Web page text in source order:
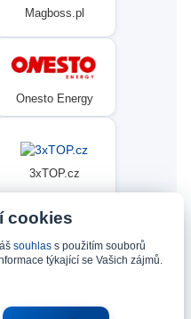
Magboss.pl
Onesto Energy
3xTOP.cz
Ninex.cz
cookies
souhlass použitím souborů
týkající se Vašich zájmů.